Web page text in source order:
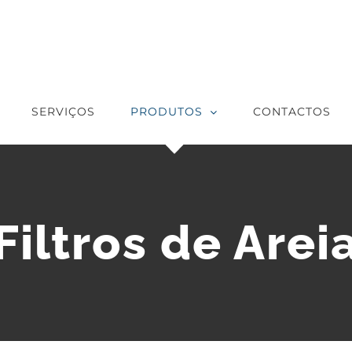
SERVIÇOS PRODUTOS CONTACTOS
de